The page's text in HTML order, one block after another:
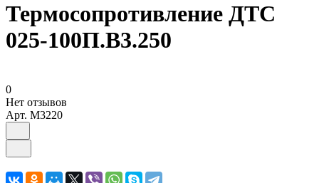
Термосопротивление ДТС
025-100П.В3.250
0
Нет отзывов
Арт. M3220